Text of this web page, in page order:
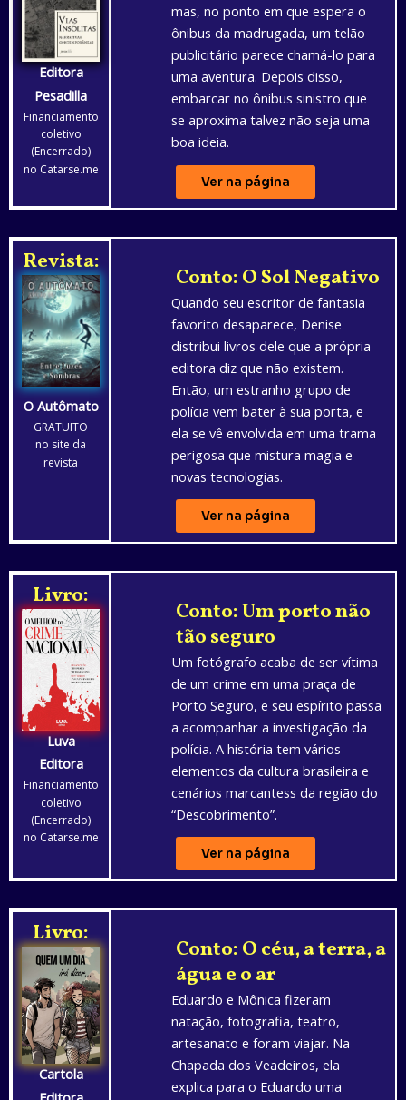
Editora
Pesadilla
Financiamento
coletivo
(Encerrado)
no Catarse.me
mas, no ponto em que espera o
ônibus da madrugada, um telão
publicitário parece chamá-lo para
uma aventura. Depois disso,
embarcar no ônibus sinistro que
se aproxima talvez não seja uma
boa ideia.
Ver na página
Revista:
O Autômato
GRATUITO
no site da
revista
Conto: O Sol Negativo
Quando seu escritor de fantasia
favorito desaparece, Denise
distribui livros dele que a própria
editora diz que não existem.
Então, um estranho grupo de
polícia vem bater à sua porta, e
ela se vê envolvida em uma trama
perigosa que mistura magia e
novas tecnologias.
Ver na página
Livro:
Luva
Editora
Financiamento
coletivo
(Encerrado)
no Catarse.me
Conto: Um porto não
tão seguro
Um fotógrafo acaba de ser vítima
de um crime em uma praça de
Porto Seguro, e seu espírito passa
a acompanhar a investigação da
polícia. A história tem vários
elementos da cultura brasileira e
cenários marcantess da região do
“Descobrimento”.
Ver na página
Livro:
Cartola
Conto: O céu, a terra, a
água e o ar
Eduardo e Mônica fizeram
natação, fotografia, teatro,
artesanato e foram viajar. Na
Chapada dos Veadeiros, ela
explica para o Eduardo uma